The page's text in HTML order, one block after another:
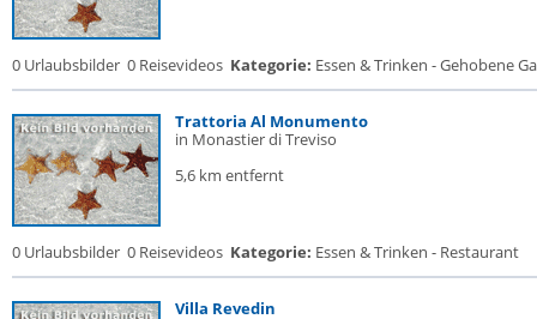
0 Urlaubsbilder 0 Reisevideos Kategorie: Essen & Trinken - Gehobene
Trattoria Al Monumento
in Monastier di Treviso
5,6 km entfernt
0 Urlaubsbilder 0 Reisevideos Kategorie: Essen & Trinken - Restaurant
Villa Revedin